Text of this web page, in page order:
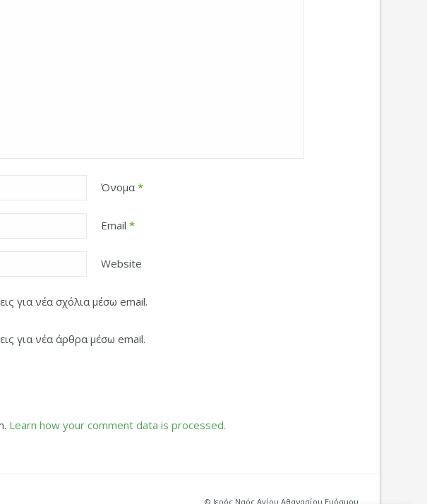
Όνομα *
Email *
Website
για νέα σχόλια μέσω email.
για νέα άρθρα μέσω email.
Learn how your comment data is processed.
© Ιερός Ναός Αγίου Αθανασίου Ευόσμου